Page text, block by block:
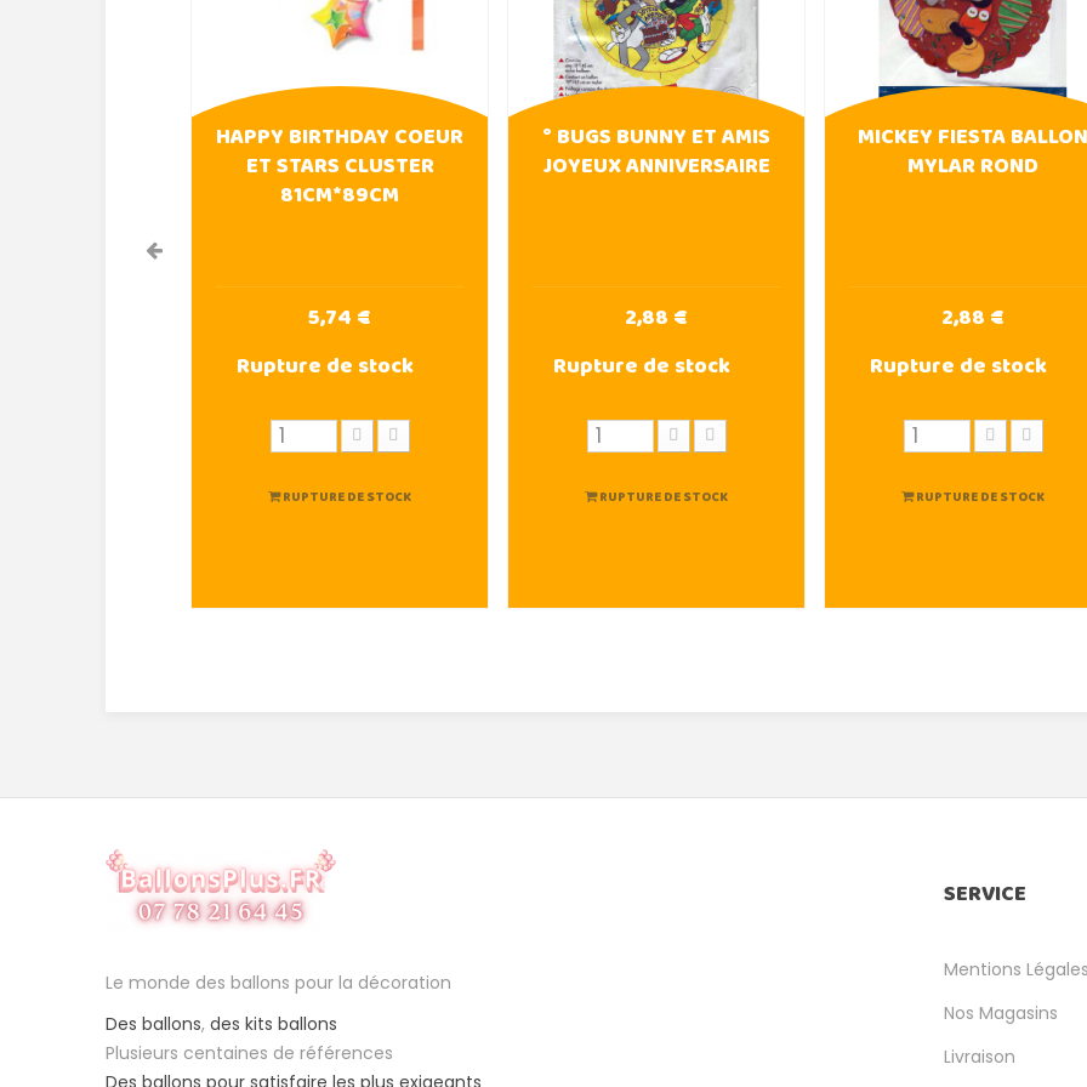
HAPPY BIRTHDAY COEUR
ET STARS CLUSTER
81CM*89CM
5,74 €
Rupture de stock
RUPTURE DE STOCK
° BUGS BUNNY ET AMIS
JOYEUX ANNIVERSAIRE
2,88 €
Rupture de stock
RUPTURE DE STOCK
MICKEY FIESTA BALLON
MYLAR ROND
2,88 €
Rupture de stock
RUPTURE DE STOCK
Le monde des ballons pour la décoration
Des ballons, des kits ballons
Plusieurs centaines de références
Des ballons pour satisfaire les plus exigeants
SERVICE
Mentions Légales
Nos Magasins
Livraison